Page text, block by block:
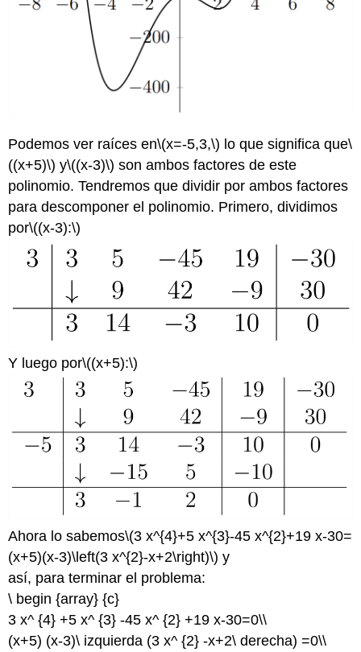
Podemos ver raíces en\(x=-5,3,\) lo que significa que\
((x+5)\) y\((x-3)\) son ambos factores de este
polinomio. Tendremos que dividir por ambos factores
para descomponer el polinomio. Primero, dividimos
por\((x-3):\)
Y luego por\((x+5):\)
Ahora lo sabemos\(3 x^{4}+5 x^{3}-45 x^{2}+19 x-30=
(x+5)(x-3)\left(3 x^{2}-x+2\right)\) y
así, para terminar el problema:
\ begin {array} {c}
3 x^ {4} +5 x^ {3} -45 x^ {2} +19 x-30=0\\
(x+5) (x-3)\ izquierda (3 x^ {2} -x+2\ derecha) =0\\